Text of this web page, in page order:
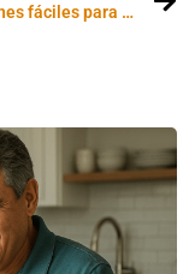
Decoraciones fáciles para Navidad